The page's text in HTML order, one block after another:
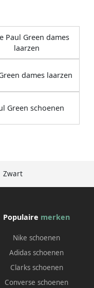
Zwart
Paul Green dames
laarzen
dames laarzen
Green schoenen
Populaire merken
Nike schoenen
Adidas schoenen
Clarks schoenen
Converse schoenen